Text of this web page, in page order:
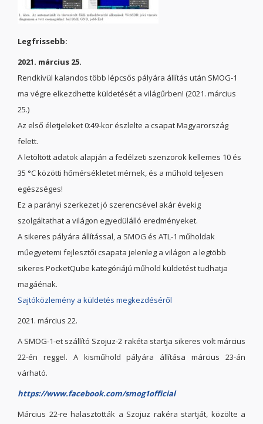
Legfrissebb:
2021. március 25.
Rendkívül kalandos több lépcsős pályára állítás után SMOG-1
ma végre elkezdhette küldetését a világűrben! (2021. március
25.)
Az első életjeleket 0:49-kor észlelte a csapat Magyarország
felett.
A letöltött adatok alapján a fedélzeti szenzorok kellemes 10 és
35 °C közötti hőmérsékletet mérnek, és a műhold teljesen
egészséges!
Ez a parányi szerkezet jó szerencsével akár évekig
szolgáltathat a világon egyedülálló eredményeket.
A sikeres pályára állítással, a SMOG és ATL-1 műholdak
műegyetemi fejlesztői csapata jelenleg a világon a legtöbb
sikeres PocketQube kategóriájú műhold küldetést tudhatja
magáénak.
Sajtóközlemény a küldetés megkezdéséről
2021. március 22.
A SMOG-1-et szállító Szojuz-2 rakéta startja sikeres volt március
22-én reggel. A kisműhold pályára állítása március 23-án
várható.
https://www.facebook.com/smog1official
Március 22-re halasztották a Szojuz rakéra startját, közölte a